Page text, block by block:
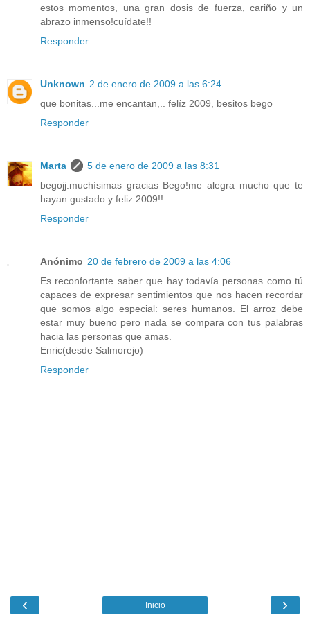
estos momentos, una gran dosis de fuerza, cariño y un
abrazo inmenso!cuídate!!
Responder
Unknown 2 de enero de 2009 a las 6:24
que bonitas...me encantan,.. felíz 2009, besitos bego
Responder
Marta
5 de enero de 2009 a las 8:31
begojj:muchísimas gracias Bego!me alegra mucho que te
hayan gustado y feliz 2009!!
Responder
Anónimo 20 de febrero de 2009 a las 4:06
Es reconfortante saber que hay todavía personas como tú
capaces de expresar sentimientos que nos hacen recordar
que somos algo especial: seres humanos. El arroz debe
estar muy bueno pero nada se compara con tus palabras
hacia las personas que amas.
Enric(desde Salmorejo)
Responder
‹ ›
Inicio